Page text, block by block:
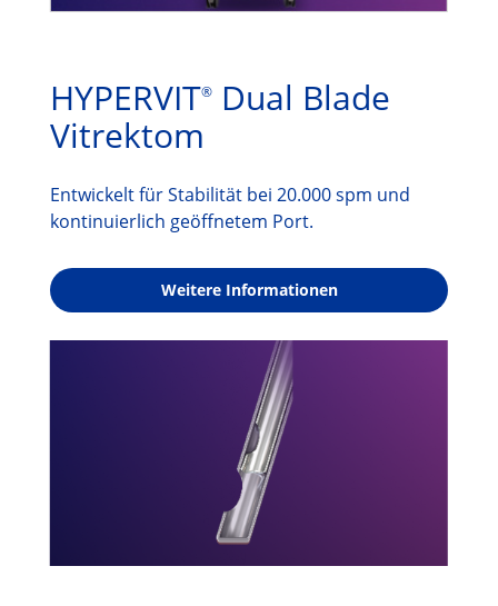
HYPERVIT®Dual Blade
Vitrektom
Entwickelt für Stabilität bei 20.000 spm und
kontinuierlich geöffnetem Port.
Weitere Informationen